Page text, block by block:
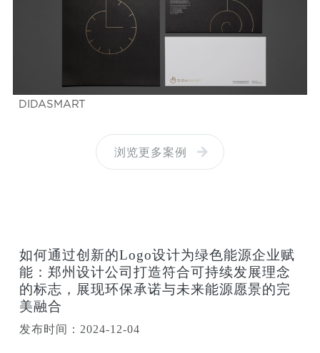
DIDASMART
浏览更多案例
如何通过创新的Logo设计为绿色能源企业赋
能：郑州设计公司打造符合可持续发展理念
的标志，展现环保承诺与未来能源愿景的完
美融合
发布时间：2024-12-04